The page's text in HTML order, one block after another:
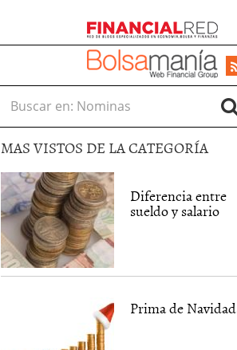
Buscar en:
MAS VISTOS DE LA CATEGORÍA
Diferencia entre
sueldo y salario
Prima de Navidad